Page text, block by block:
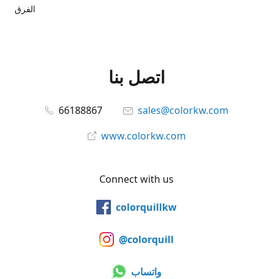
الفرق
اتصل بنا
66188867
sales@colorkw.com
www.colorkw.com
Connect with us
colorquillkw
@colorquill
واتساب